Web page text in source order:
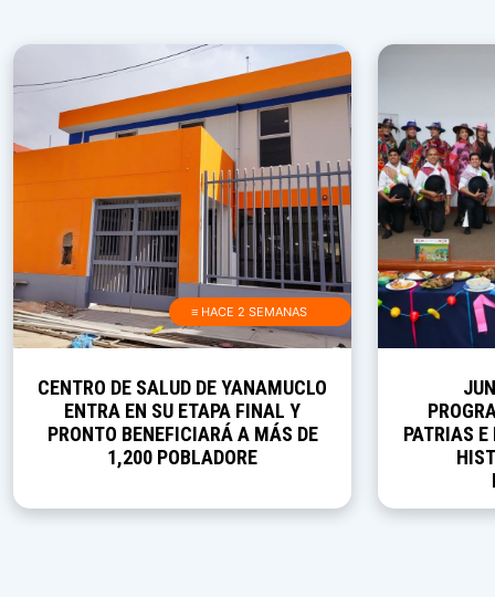
≡ HACE 2 SEMANAS
CENTRO DE SALUD DE YANAMUCLO
ENTRA EN SU ETAPA FINAL Y
PRONTO BENEFICIARÁ A MÁS DE
1,200 POBLADORE
PATRIAS